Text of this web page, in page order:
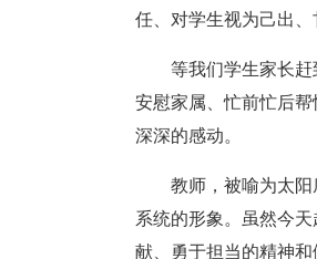
任、对学生视为己出、
等我们学生家长
安慰家属、忙前忙后
深深的感动。
教师，被喻为太
系统的形象。虽然今
献、勇于担当的精神